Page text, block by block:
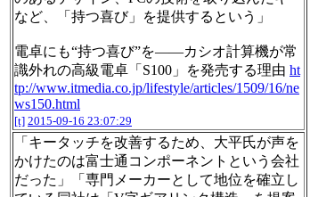
など、「持つ喜び」を提供するという」
電卓にも“持つ喜び”を――カシオ計算機が常
識外れの高級電卓「S100」を発売する理由 ht
tp://www.itmedia.co.jp/lifestyle/articles/1509/16/ne
ws150.html
[t] 2015-09-16 23:07:29
「キータッチを改善するため、大平氏が声を
かけたのは富士通コンポーネントという会社
だった」「専門メーカーとして地位を確立し